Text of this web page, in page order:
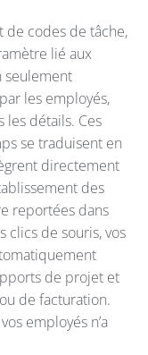
de codes de tâche,
lié aux
seulement
les employés,
les détails. Ces
se traduisent en
directement
des
reportées dans
clics de souris, vos
de projet et
de facturation.
employés n’a